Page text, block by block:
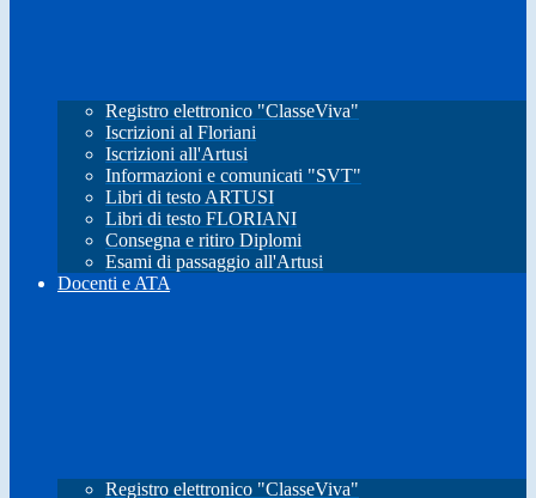
Registro elettronico "ClasseViva"
Iscrizioni al Floriani
Iscrizioni all'Artusi
Informazioni e comunicati "SVT"
Libri di testo ARTUSI
Libri di testo FLORIANI
Consegna e ritiro Diplomi
Esami di passaggio all'Artusi
Docenti e ATA
Registro elettronico "ClasseViva"